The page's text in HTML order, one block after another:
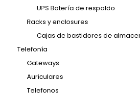
UPS Batería de respaldo
Racks y enclosures
Cajas de bastidores de
Telefonía
Gateways
Auriculares
Telefonos